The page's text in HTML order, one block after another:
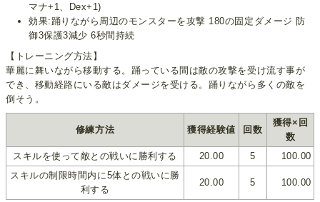
マナ+1、Dex+1)
効果:踊りながら周辺のモンスターを攻撃 180の固定ダメージ 防
御3保護3減少 6秒間持続
【トレーニング方法】
華麗に舞いながら移動する。踊っている間は敵の攻撃を受け流す事が
でき、移動経路にいる敵はダメージを受ける。踊りながら多くの敵を
倒そう。
修練方法 獲得経験値 回数
獲得×回
数
スキルを使って敵との戦いに勝利する
20.00 5
100.00
スキルの制限時間内に5体との戦いに勝
利する
20.00 5 100.00